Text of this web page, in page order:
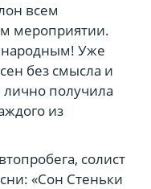
всем
мероприятии.
народным! Уже
без смысла и
получила
из
солист
«Сон Стеньки